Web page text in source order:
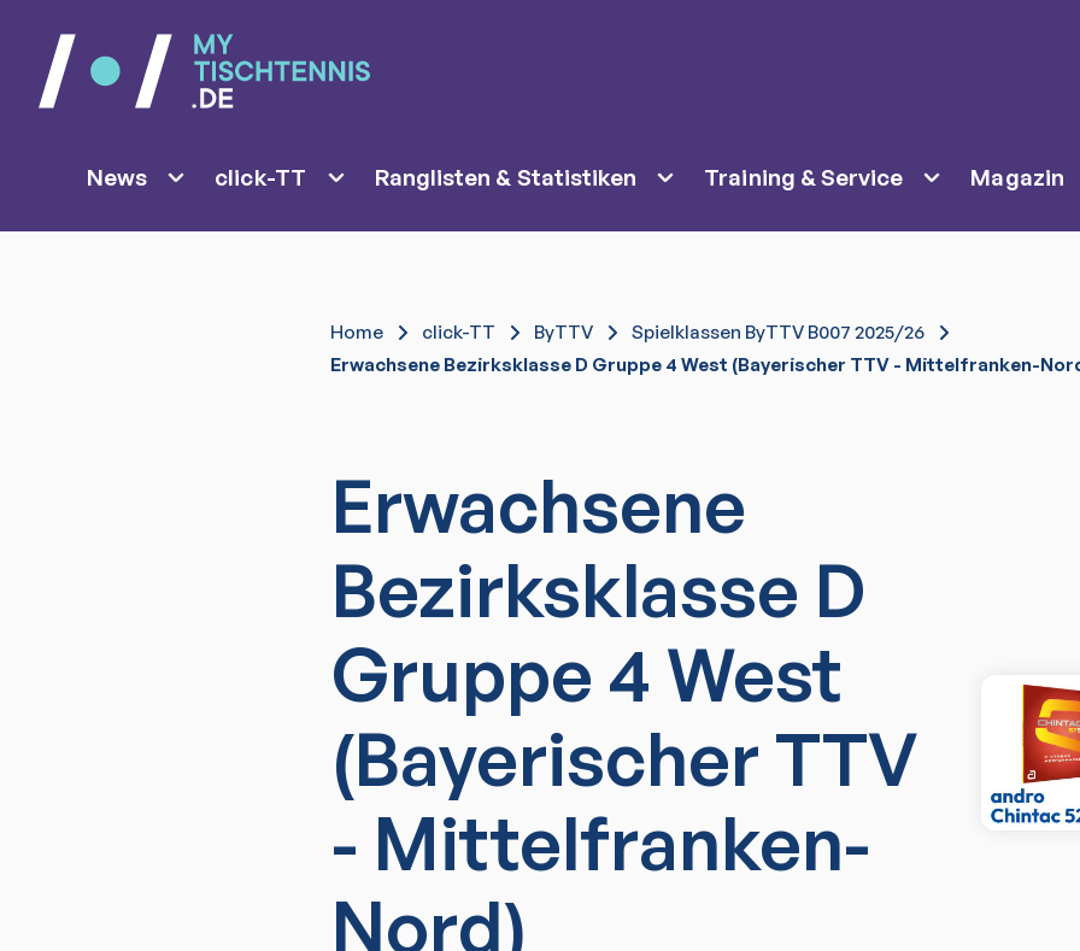
News click-TT Ranglisten & Statistiken Training & Service Magazin
Home click-TT ByTTV
Spielklassen ByTTV B007 2025/26
Erwachsene Bezirksklasse D Gruppe 4 West (Bayerischer TTV - Mittelfranken-
Erwachsene
Bezirksklasse D
Gruppe 4 West
(Bayerischer TTV
- Mittelfranken-
Nord)